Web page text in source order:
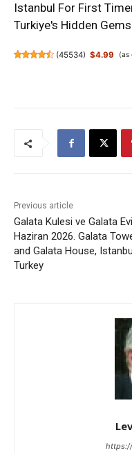
Istanbul For First
Turkiye's Hidden
(45534) $4.99 (as
Previous article
Galata Kulesi ve Galata
Haziran 2026. Galata
and Galata House,
Turkey